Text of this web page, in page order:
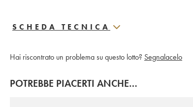
SCHEDA TECNICA
Hai riscontrato un problema su questo lotto? Segnalacelo
POTREBBE PIACERTI ANCHE…